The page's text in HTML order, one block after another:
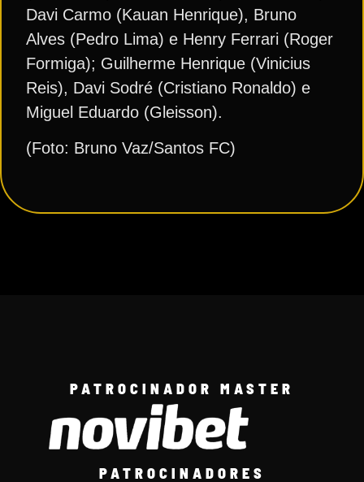
Davi Carmo (Kauan Henrique), Bruno
Alves (Pedro Lima) e Henry Ferrari (Roger
Formiga); Guilherme Henrique (Vinicius
Reis), Davi Sodré (Cristiano Ronaldo) e
Miguel Eduardo (Gleisson).
(Foto: Bruno Vaz/Santos FC)
PATROCINADOR MASTER
PATROCINADORES